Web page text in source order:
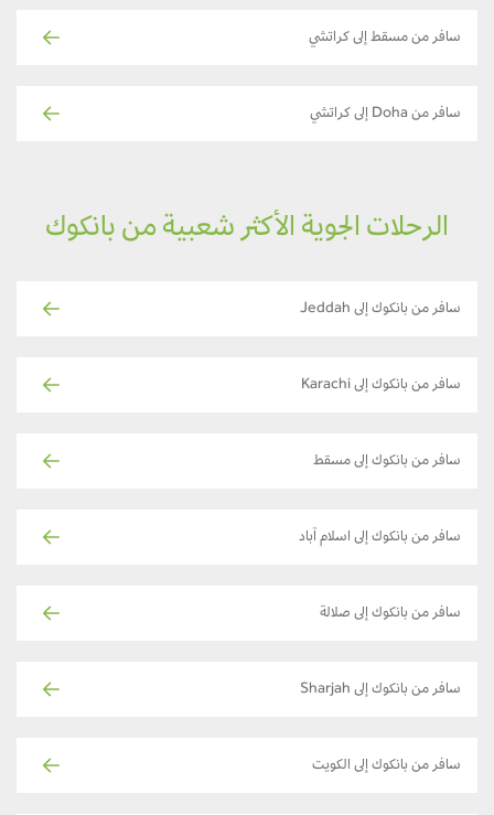
سافر من مسقط إلى كراتشي
سافر من Doha إلى كراتشي
الرحلات الجوية الأكثر شعبية من بانكوك
سافر من بانكوك إلى Jeddah
سافر من بانكوك إلى Karachi
سافر من بانكوك إلى مسقط
سافر من بانكوك إلى اسلام آباد
سافر من بانكوك إلى صلالة
سافر من بانكوك إلى Sharjah
سافر من بانكوك إلى الكويت